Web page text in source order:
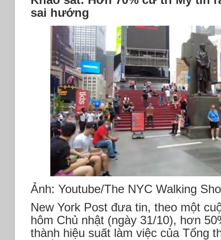
sai hướng
Ảnh: Youtube/The NYC Walking
New York Post đưa tin, theo một
hôm Chủ nhật (ngày 31/10), hơn
thành hiệu suất làm việc của Tổng